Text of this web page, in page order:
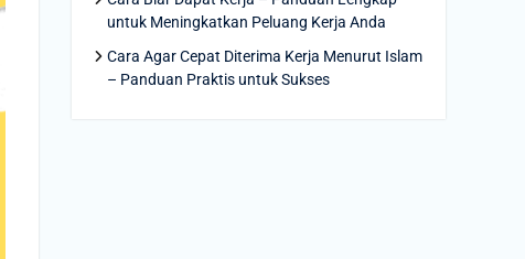
untuk Meningkatkan Peluang Kerja Anda
Cara Agar Cepat Diterima Kerja Menurut Islam
– Panduan Praktis untuk Sukses